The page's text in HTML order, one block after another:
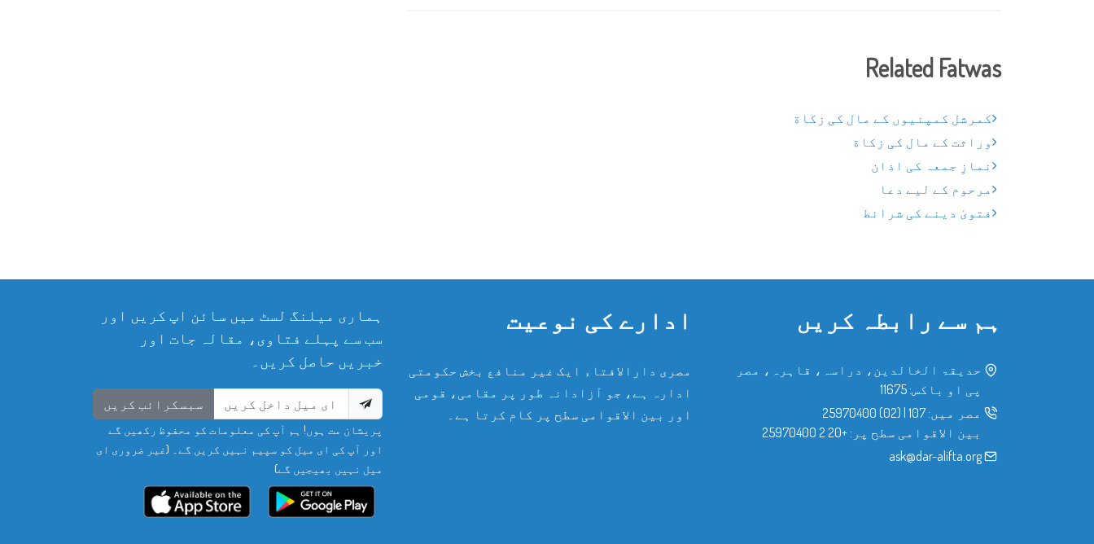
Related Fatwas
کمرشل کمپنیوں کے مال کی زکاة
وراثت کے مال کی زکاة
نمازِ جمعہ کی اذان
مرحوم کے لیے دعا
فتویٰ دینے کی شرائط
ہم سے رابطہ کریں
حدیقۃ الخالدین، دراسہ، قاہرہ، مصر
پی او باکس: 11675
مصر میں: 107
(02) 25970400
بین الاقوامی سطح پر: +20 2 25970400
ask@dar-alifta.org
ادارے کی نوعیت
مصری دارالافتاء ایک غیر منافع بخش حکومتی
ادارہ ہے، جو آزادانہ طور پر مقامی، قومی
اور بین الاقوامی سطح پر کام کرتا ہے۔
ہماری میلنگ لسٹ میں سائن اپ کریں اور
سب سے پہلے فتاوی، مقالہ جات اور
خبریں حاصل کریں۔
سبسکرائب کریں
پریشان مت ہوں! ہم آپ کی معلومات کو محفوظ رکھیں گے
اور آپ کی ای میل کو سپیم نہیں کریں گے۔ (غیر ضروری ای
میل نہیں بھیجیں گے)